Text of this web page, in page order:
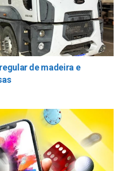
de madeira e